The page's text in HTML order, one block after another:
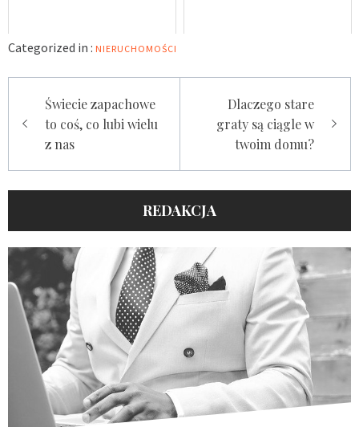
Categorized in : NIERUCHOMOŚCI
wpisuŚwiecie zapachowe
to coś, co lubi wielu
z nas
Dlaczego stare
graty są ciągle w
twoim domu?
REDAKCJA